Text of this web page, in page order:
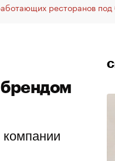
ресторанов
брендом